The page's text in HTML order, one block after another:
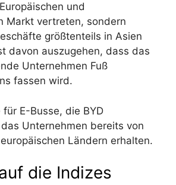
und
Markt vertreten, sondern
größtenteils in Asien
davon auszugehen, dass das
Unternehmen Fuß
fassen wird.
E-Busse, die BYD
Unternehmen bereits von
Ländern erhalten.
die Indizes